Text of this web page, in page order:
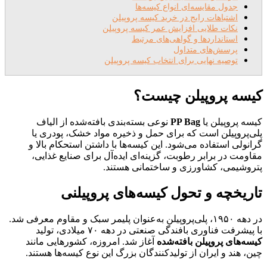
جدول مقایسه‌ای انواع کیسه‌ها
اشتباهات رایج در خرید کیسه پروپیلن
نکات طلایی افزایش عمر کیسه پروپیلن
استانداردها و گواهی‌های مرتبط
پرسش‌های متداول
توصیه نهایی برای انتخاب کیسه پروپیلن
کیسه پروپیلن چیست؟
کیسه پروپیلن یا PP Bag نوعی بسته‌بندی بافته‌شده از الیاف
پلی‌پروپیلن است که برای حمل و ذخیره مواد خشک، پودری یا
گرانولی استفاده می‌شود. این کیسه‌ها با داشتن استحکام بالا و
مقاومت در برابر رطوبت، گزینه‌ای ایده‌آل برای صنایع غذایی،
پتروشیمی، کشاورزی و ساختمانی هستند.
تاریخچه و تحول کیسه‌های پروپیلنی
در دهه ۱۹۵۰، پلی‌پروپیلن به‌عنوان پلیمر سبک و مقاوم معرفی شد.
با پیشرفت فناوری بافندگی صنعتی در دهه ۷۰ میلادی، تولید
کیسه‌های پروپیلن بافته‌شده آغاز شد. امروزه، کشورهایی مانند
چین، هند و ایران از تولیدکنندگان بزرگ این نوع کیسه‌ها هستند.